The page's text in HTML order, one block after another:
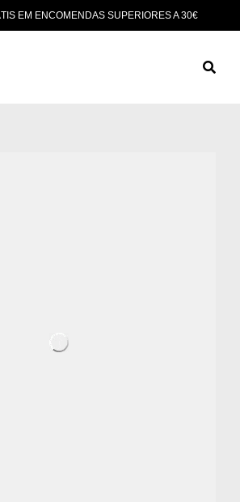
EM ENCOMENDAS SUPERIORES A 30€